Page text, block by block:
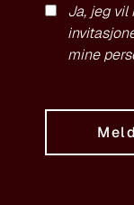
Ja, jeg vil
mine